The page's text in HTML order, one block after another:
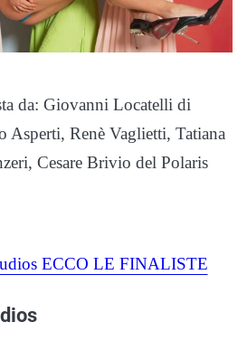
da: Giovanni Locatelli di
Renè Vaglietti, Tatiana
Cesare Brivio del Polaris